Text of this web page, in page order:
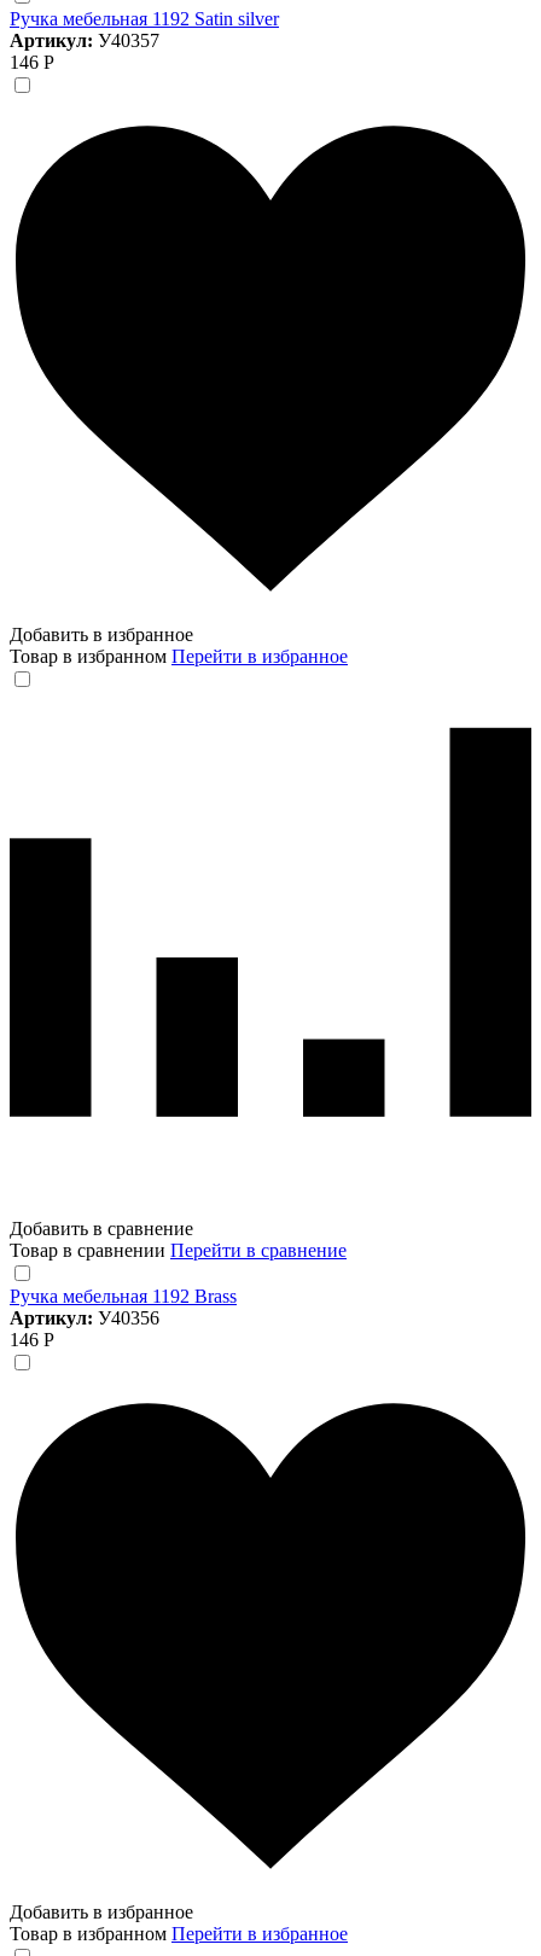
Ручка мебельная 1192 Satin silver
Артикул: У40357
146 Р
Добавить в избранное
Товар в избранном Перейти в избранное
Добавить в сравнение
Товар в сравнении Перейти в сравнение
Ручка мебельная 1192 Brass
Артикул: У40356
146 Р
Добавить в избранное
Товар в избранном Перейти в избранное